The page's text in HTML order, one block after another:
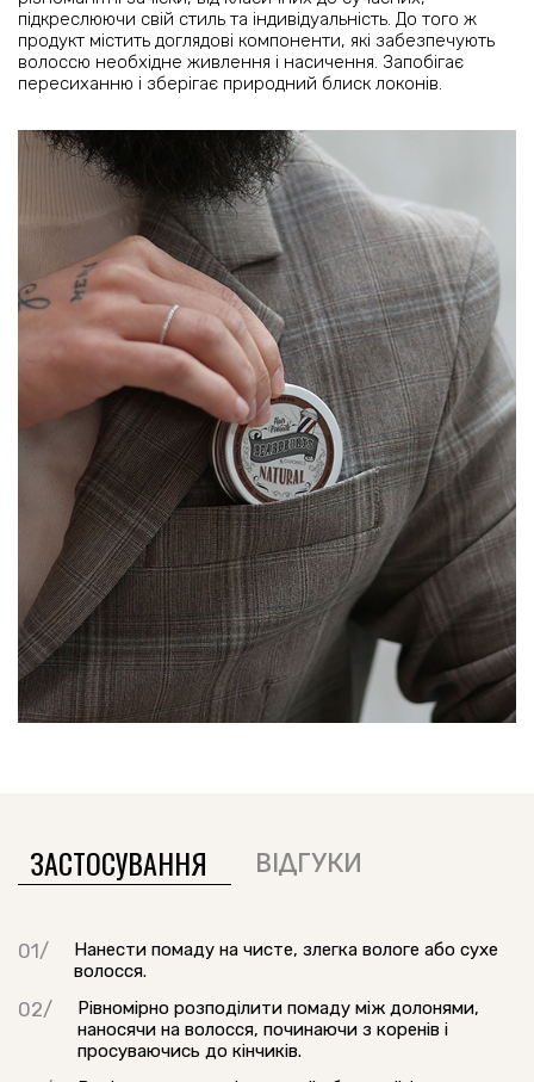
підкреслюючи свій стиль та індивідуальність. До того ж
продукт містить доглядові компоненти, які забезпечують
волоссю необхідне живлення і насичення. Запобігає
пересиханню і зберігає природний блиск локонів.
ЗАСТОСУВАННЯ ВІДГУКИ
Нанести помаду на чисте, злегка вологе або сухе
волосся.
Рівномірно розподілити помаду між долонями,
наносячи на волосся, починаючи з коренів і
просуваючись до кінчиків.